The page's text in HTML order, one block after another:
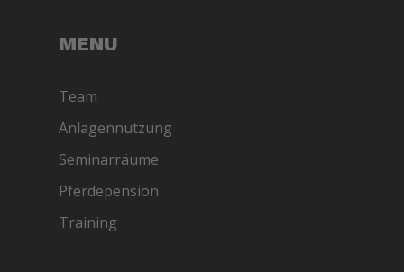
MENU
Team
Anlagennutzung
Seminarräume
Pferdepension
Training